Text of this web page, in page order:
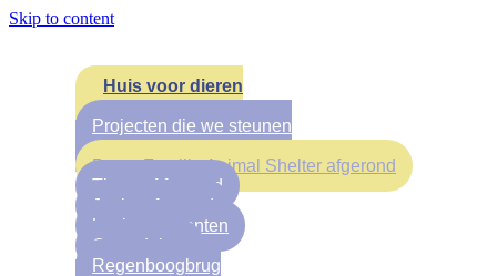
Skip to content
Huis voor dieren
Projecten die we steunen
Bronx Familia Animal Shelter afgerond
Theo – Afgerond
Jouby afgerond
Leuke momenten
Onze dokter
Regenboogbrug